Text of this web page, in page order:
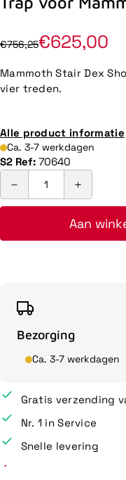
€756,25€625,00
Mammoth Stair Dex
vier treden.
Alle product informatie
Ca. 3-7 werkdagen
S2 Ref: 70640
Aan
Bezorging
Ca. 3-7 werkdagen
Gratis verzending
Nr. 1 in Service
Snelle levering